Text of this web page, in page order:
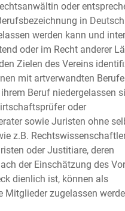
oder
in
werden kann und
oder im Recht anderer
Zielen des Vereins
mit artverwandten
Beruf niedergelassen
oder
sowie Juristen ohne
z.B.
oder Justitiare, deren
der Einschätzung des
dienlich ist, können als
Mitglieder zugelassen